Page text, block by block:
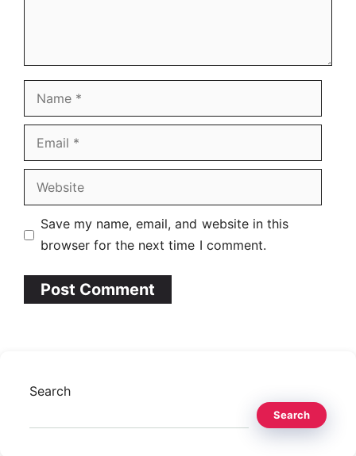
Name
Email
Website
Save my name, email, and website in this
browser for the next time I comment.
Search
Search